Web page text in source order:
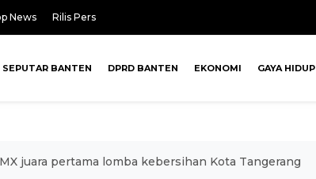
News Rilis Pers
SEPUTAR BANTEN DPRD BANTEN EKONOMI GAYA HIDUP
juara pertama lomba kebersihan Kota Tangerang